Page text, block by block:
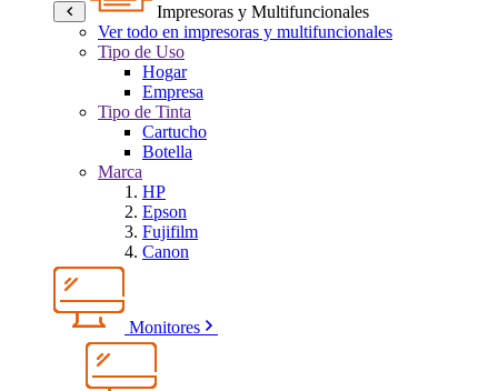
Impresoras y Multifuncionales
Ver todo en impresoras y multifuncionales
Tipo de Uso
Hogar
Empresa
Tipo de Tinta
Cartucho
Botella
Marca
HP
Epson
Fujifilm
Canon
Monitores